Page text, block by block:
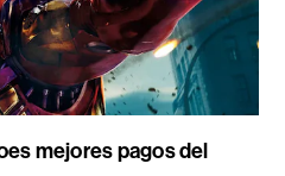
mejores pagos del